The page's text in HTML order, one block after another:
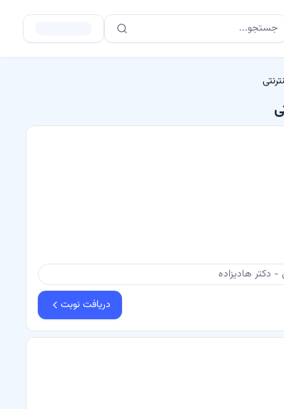
جستجو...
دکتر هادیزاده
دریافت نوبت